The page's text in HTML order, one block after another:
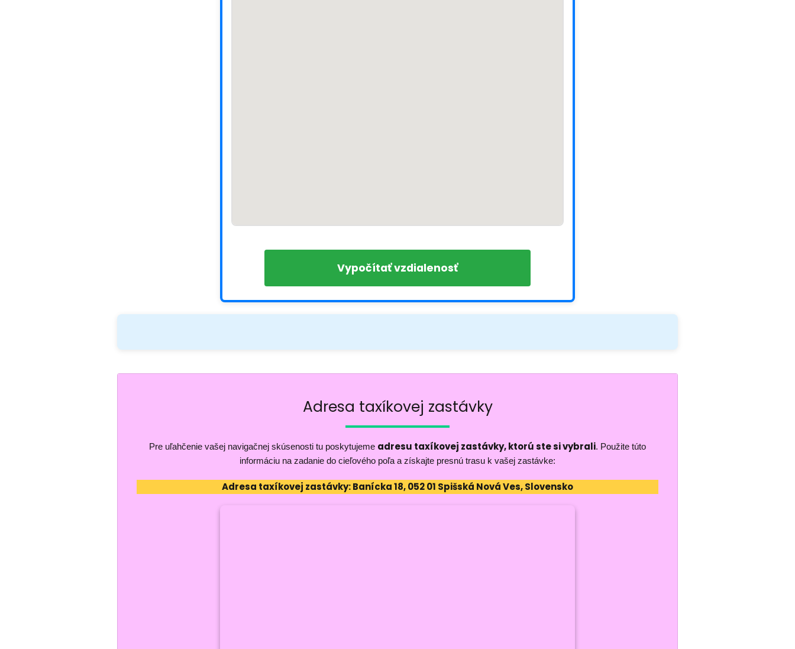
Vypočítať vzdialenosť
Adresa taxíkovej zastávky
Pre uľahčenie vašej navigačnej skúsenosti tu poskytujeme adresu taxíkovej zastávky, ktorú ste si vybrali. Použite túto
informáciu na zadanie do cieľového poľa a získajte presnú trasu k vašej zastávke:
Adresa taxíkovej zastávky: Banícka 18, 052 01 Spišská Nová Ves, Slovensko